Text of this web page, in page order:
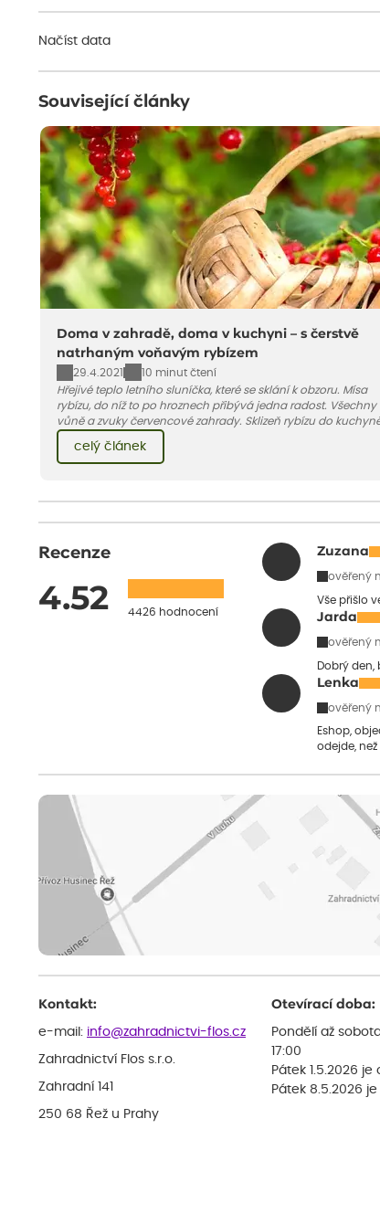
Načíst data
Související články
Doma v zahradě, doma v kuchyni – s čerstvě
natrhaným voňavým rybízem
29.4.2021
10 minut čtení
Hřejivé teplo letního sluníčka, které se sklání k obzoru. Mísa
rybízu, do níž to po hroznech přibývá jedna radost. Všechny
vůně a zvuky červencové zahrady. Sklizeň rybízu do
dětství při mlsání babiččina drobenkového koláče s rybízem.
celý článek
Recenze
4.52 4426 hodnocení
Zuzana
ověřený
Vše přišlo
Jarda
ověřený
Dobrý den,
Lenka
ověřený
Eshop,
odejde,
Kontakt:
e-mail: info@zahradnictvi-flos.cz
Zahradnictví Flos s.r.o.
Zahradní 141
250 68 Řež u Prahy
Otevírací doba:
Pondělí až
17:00
Pátek 1.5.2026
Pátek 8.5.2026